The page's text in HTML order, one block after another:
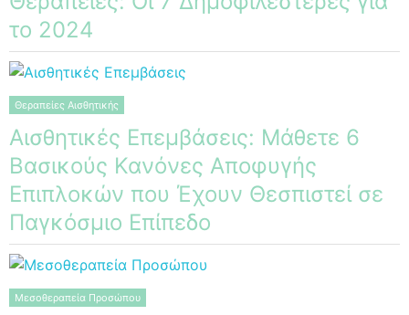
το 2024
Θεραπείες Αισθητικής
Αισθητικές Επεμβάσεις: Μάθετε 6
Βασικούς Κανόνες Αποφυγής
Επιπλοκών που Έχουν Θεσπιστεί σε
Παγκόσμιο Επίπεδο
Μεσοθεραπεία Προσώπου